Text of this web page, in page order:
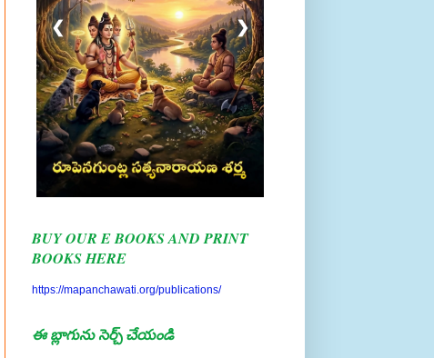
❮ ❯
BUY OUR E BOOKS AND PRINT
BOOKS HERE
https://mapanchawati.org/publications/
ఈ బ్లాగును సెర్చ్ చేయండి